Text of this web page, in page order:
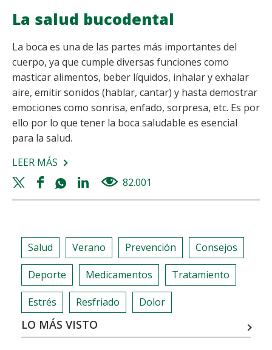
La salud bucodental
La boca es una de las partes más importantes del
cuerpo, ya que cumple diversas funciones como
masticar alimentos, beber líquidos, inhalar y exhalar
aire, emitir sonidos (hablar, cantar) y hasta demostrar
emociones como sonrisa, enfado, sorpresa, etc. Es por
ello por lo que tener la boca saludable es esencial
para la salud.
LEER MÁS SOBRE
LA
SALUD
Twitter
share
Facebook
share
Whatsapp
share
Linkedin
share
82.001
Salud Verano Prevención Consejos
Deporte Medicamentos Tratamiento
Estrés Resfriado Dolor
LO MÁS VISTO